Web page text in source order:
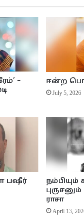
தார்ச் சாலையில்
சொன்னாள், “உன்னைவிட
பக்கமாய் போய்
நிழல், அவளைவிட
நிழலும் ஒரு
நிழலும் உண்மையச்
அவளுக்குப்
மனதும்
பொழுதுகளில், அவளே
சிகரெட்
–
ஈன்ற
July 5, 2026
பஷீர்
நம்பியும்
ராசா
April 13,